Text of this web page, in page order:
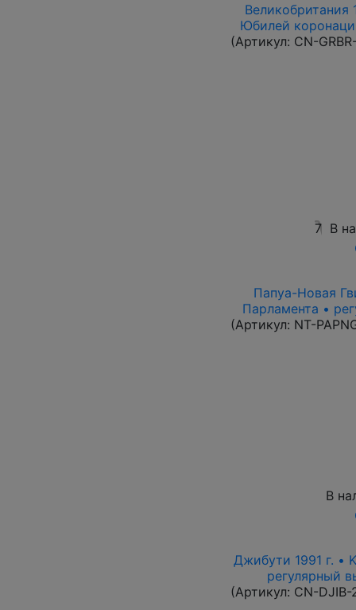
Великобритания
Юбилей
(Артикул: CN-
7 В
Папуа-Новая
Парламента •
(Артикул: NT-
В
Джибути 1991 г. •
регулярный
(Артикул: CN-DJIB-